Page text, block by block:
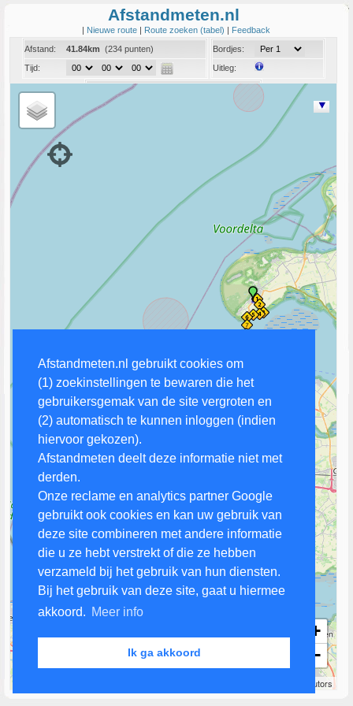
Afstandmeten.nl gebruikt cookies om
(1) zoekinstellingen te bewaren die het
gebruikersgemak van de site vergroten en
(2) automatisch te kunnen inloggen (indien
hiervoor gekozen).
Afstandmeten deelt deze informatie niet met
derden.
Onze reclame en analytics partner Google
gebruikt ook cookies en kan uw gebruik van
deze site combineren met andere informatie
die u ze hebt verstrekt of die ze hebben
verzameld bij het gebruik van hun diensten.
Bij het gebruik van deze site, gaat u hiermee
akkoord. Meer info
Ik ga akkoord
Afstandmeten.nl
| Nieuwe route | Route zoeken (tabel) | Feedback
Afstand:
41.84km (234 punten)
Tijd:
Bordjes:
Uitleg:
Info:Link naar deze route
+
−
contributors